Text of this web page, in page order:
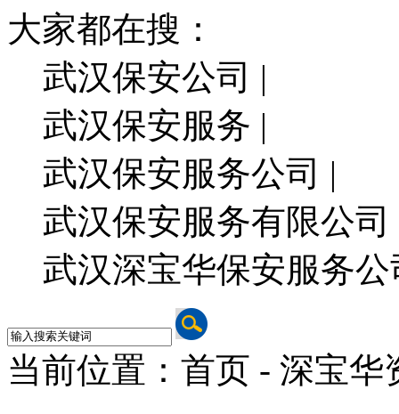
大家都在搜：
武汉保安公司 |
武汉保安服务 |
武汉保安服务公司 |
武汉保安服务有限公司
武汉深宝华保安服务公
当前位置：首页 - 深宝